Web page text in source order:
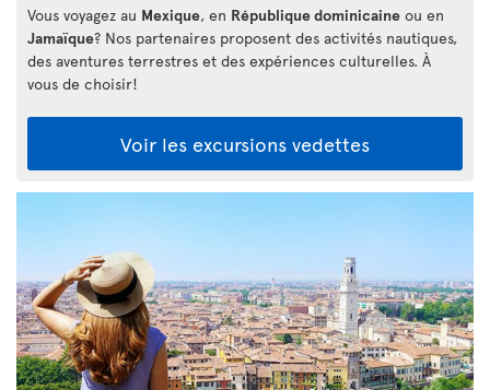
Vous voyagez au Mexique, en République dominicaine ou en
Jamaïque? Nos partenaires proposent des activités nautiques,
des aventures terrestres et des expériences culturelles. À
vous de choisir!
Voir les excursions vedettes